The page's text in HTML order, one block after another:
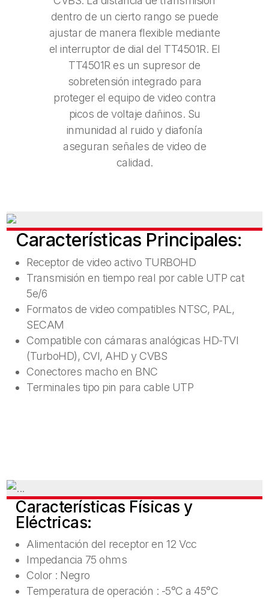
dentro de un cierto rango se puede
ajustar de manera flexible mediante
el interruptor de dial del TT4501R. El
TT4501R es un supresor de
sobretensión integrado para
proteger el equipo de video contra
picos de voltaje dañinos. Su
inmunidad al ruido y diafonía
aseguran señales de video de
calidad.
Características Principales:
Receptor de video activo TURBOHD
Transmisión en tiempo real por cable UTP cat
5e/6
Formatos de video compatibles NTSC, PAL,
SECAM
Compatible con cámaras analógicas HD-TVI
(TurboHD), CVI, AHD y CVBS
Conectores macho en BNC
Terminales tipo pin para cable UTP
Características Físicas y
Eléctricas:
Alimentación del receptor en 12 Vcc
Impedancia 75 ohms
Color : Negro
Temperatura de operación : -5°C a 45°C